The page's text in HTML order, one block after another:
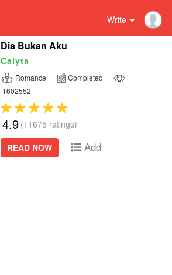
Write
Dia Bukan Aku
Calyta
Romance
Completed
1602552
4.9 (11675 ratings)
READ NOW
Add